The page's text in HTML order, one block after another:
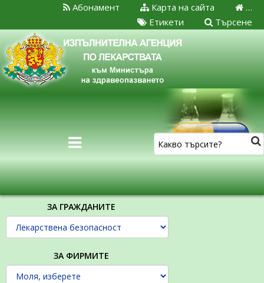
…
Карта на сайта
Абонамент
Търсене
Етикети
ЗА ГРАЖДАНИТЕ
ЗА ФИРМИТЕ